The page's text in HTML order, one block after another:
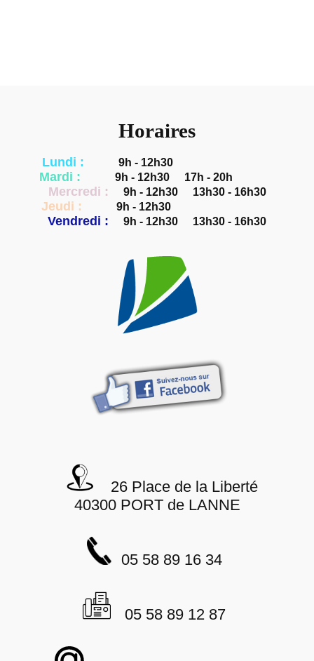
Horaires
Lundi : 9h - 12h30
Mardi : 9h - 12h30 17h - 20h
Mercredi : 9h - 12h30 13h30 - 16h30
Jeudi : 9h - 12h30
Vendredi : 9h - 12h30 13h30 - 16h30
26 Place de la Liberté
40300 PORT de LANNE
05 58 89 16 34
05 58 89 12 87